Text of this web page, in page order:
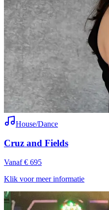
House/Dance
Cruz and Fields
Vanaf € 695
Klik voor meer informatie